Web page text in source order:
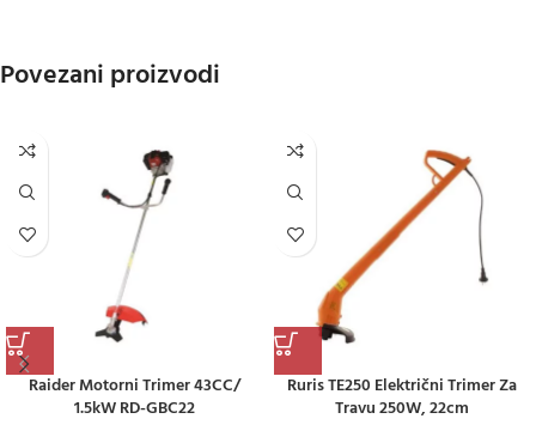
Povezani proizvodi
Raider Motorni Trimer 43CC/
1.5kW RD-GBC22
Ruris TE250 Električni Trimer Za
Travu 250W, 22cm